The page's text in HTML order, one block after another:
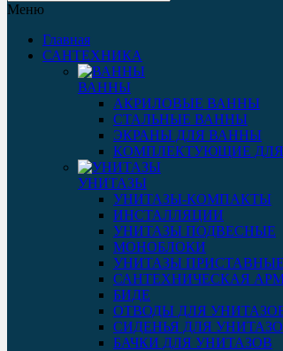
Меню
Главная
САНТЕХНИКА
ВАННЫ
АКРИЛОВЫЕ ВАННЫ
СТАЛЬНЫЕ ВАННЫ
ЭКРАНЫ ДЛЯ ВАННЫ
КОМПЛЕКТУЮЩИЕ
УНИТАЗЫ
УНИТАЗЫ-КОМПАКТЫ
ИНСТАЛЛЯЦИИ
УНИТАЗЫ ПОДВЕСНЫЕ
МОНОБЛОКИ
УНИТАЗЫ ПРИСТАВНЫЕ
САНТЕХНИЧЕСКАЯ
БИДЕ
ОТВОДЫ ДЛЯ
СИДЕНЬЯ ДЛЯ
БАЧКИ ДЛЯ УНИТАЗОВ